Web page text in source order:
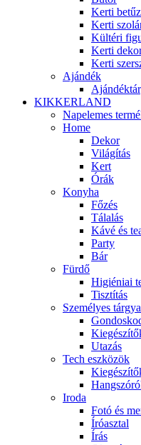
Kerti
Kerti
Kültéri
Kerti
Kerti
Ajándék
KIKKERLAND
Napelemes
Home
Dekor
Világítás
Kert
Órák
Konyha
Főzés
Tálalás
Kávé és
Party
Bár
Fürdő
Higiéniai
Tisztítás
Személyes
Utazás
Tech eszközök
Iroda
Fotó és
Íróasztal
Írás